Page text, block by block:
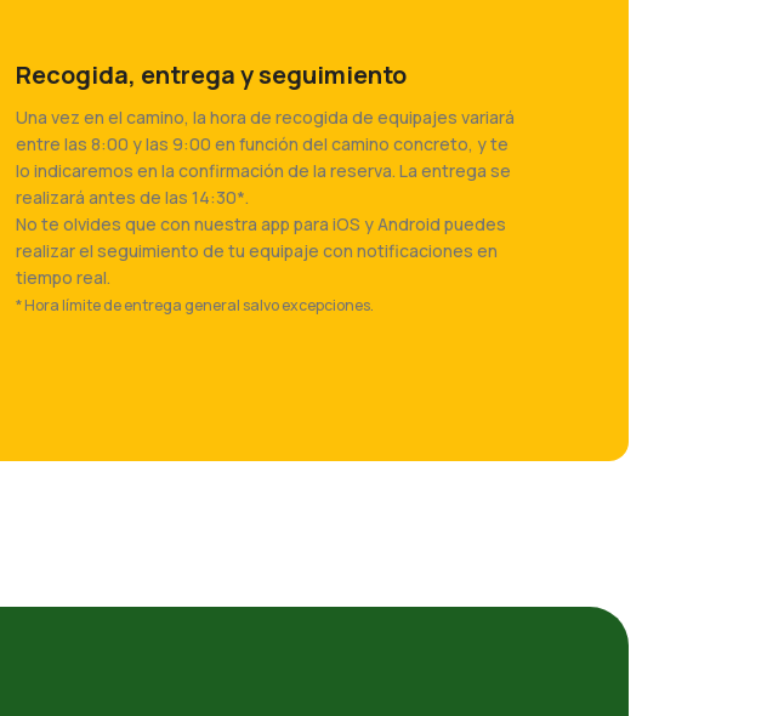
Recogida, entrega y seguimiento
Una vez en el camino, la hora de recogida de equipajes variará
entre las 8:00 y las 9:00 en función del camino concreto, y te
lo indicaremos en la confirmación de la reserva. La entrega se
realizará antes de las 14:30*.
No te olvides que con nuestra app para iOS y Android puedes
realizar el seguimiento de tu equipaje con notificaciones en
tiempo real.
* Hora límite de entrega general salvo excepciones.